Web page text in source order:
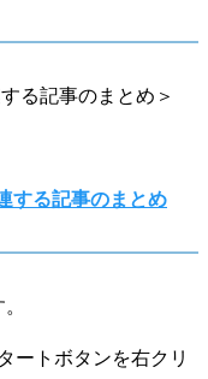
る記事のまとめ＞
する記事のまとめ
ートボタンを右クリ